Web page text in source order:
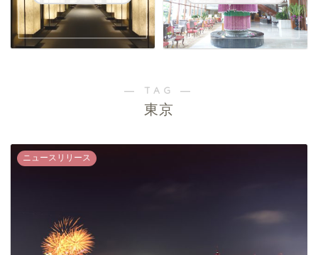
― TAG ―
東京
ニュースリリース